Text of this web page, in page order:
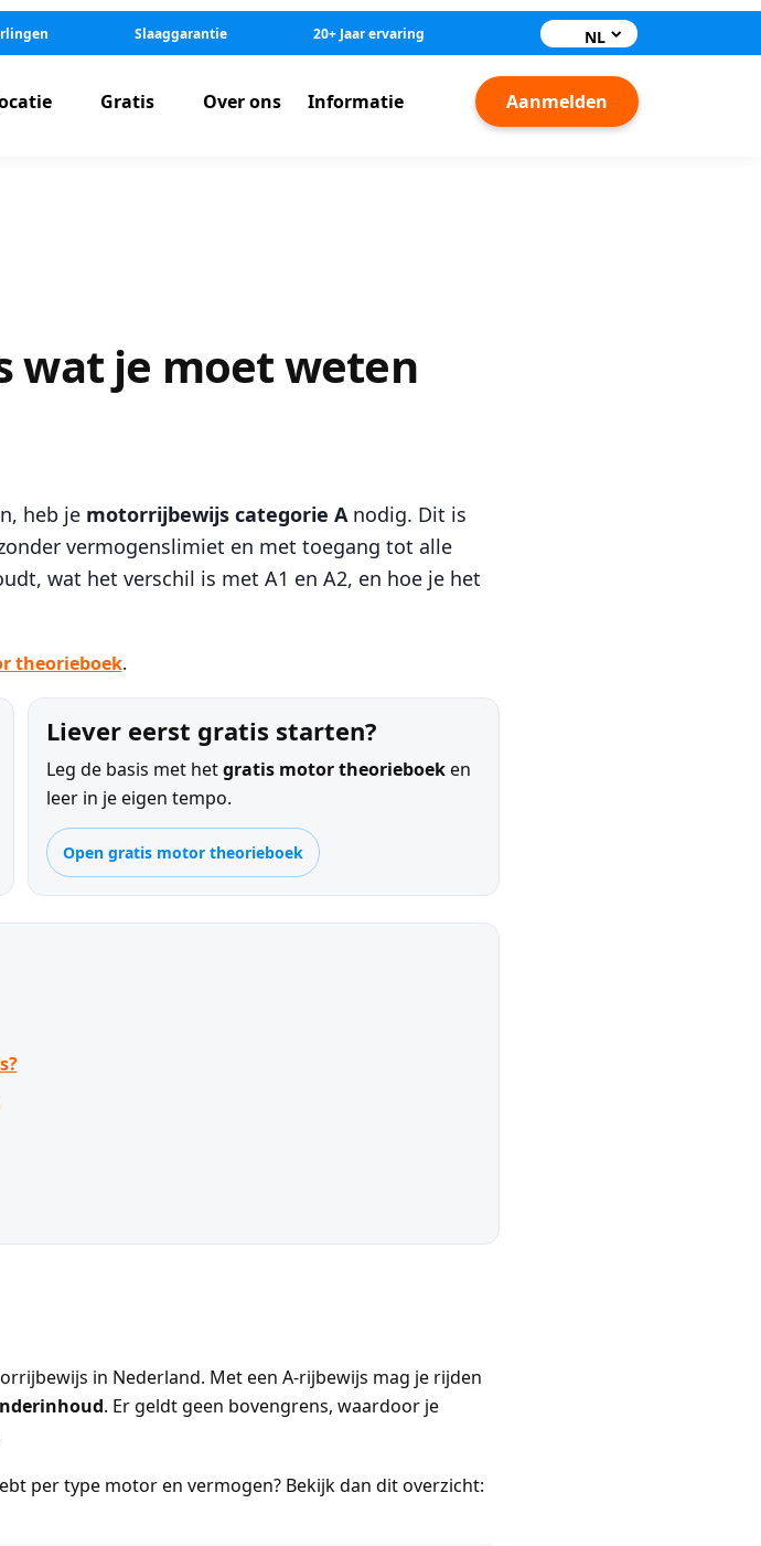
Slaaggarantie 20+ Jaar ervaring NL
Gratis Over ons Informatie Aanmelden
wat je moet weten
heb je motorrijbewijs categorie Anodig. Dit is
vermogenslimiet en met toegang tot alle
wat het verschil is met A1 en A2, en hoe je het
theorieboek.
Liever eerst gratis starten?
Leg de basis met hetgratis motor theorieboeken
leer in je eigen tempo.
Open gratis motor theorieboek
in Nederland. Met een A-rijbewijs mag je rijden
. Er geldt geen bovengrens, waardoor je
per type motor en vermogen? Bekijk dan dit overzicht: